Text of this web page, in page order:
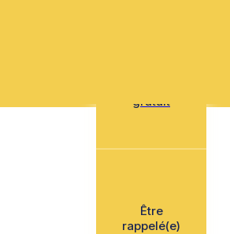
gratuit
Être
rappelé(e)